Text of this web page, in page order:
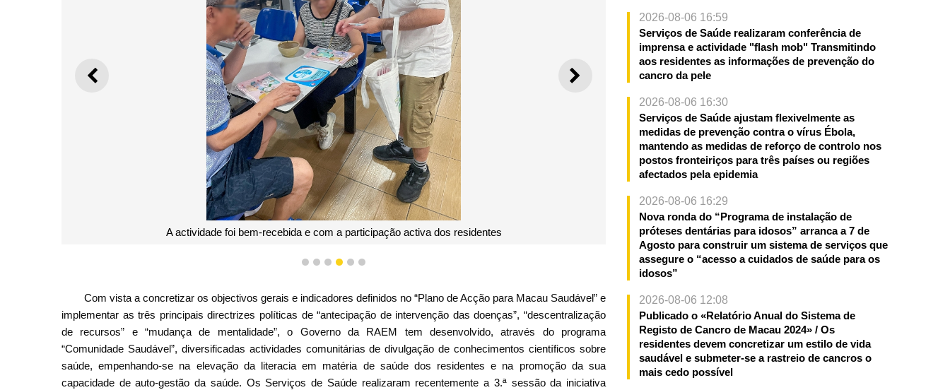
ANTERIOR SEGUINTE
A actividade foi bem-recebida e com a participação activa dos residentes
1 2 3 4 5 6
Com vista a concretizar os objectivos gerais e indicadores definidos no “Plano de Acção para Macau Saudável” e
implementar as três principais directrizes políticas de “antecipação de intervenção das doenças”, “descentralização
de recursos” e “mudança de mentalidade”, o Governo da RAEM tem desenvolvido, através do programa
“Comunidade Saudável”, diversificadas actividades comunitárias de divulgação de conhecimentos científicos sobre
saúde, empenhando-se na elevação da literacia em matéria de saúde dos residentes e na promoção da sua
capacidade de auto-gestão da saúde. Os Serviços de Saúde realizaram recentemente a 3.ª sessão da iniciativa
2026-08-06 16:59
Serviços de Saúde realizaram conferência de
imprensa e actividade "flash mob" Transmitindo
aos residentes as informações de prevenção do
cancro da pele
2026-08-06 16:30
Serviços de Saúde ajustam flexivelmente as
medidas de prevenção contra o vírus Ébola,
mantendo as medidas de reforço de controlo nos
postos fronteiriços para três países ou regiões
afectados pela epidemia
2026-08-06 16:29
Nova ronda do “Programa de instalação de
próteses dentárias para idosos” arranca a 7 de
Agosto para construir um sistema de serviços que
assegure o “acesso a cuidados de saúde para os
idosos”
2026-08-06 12:08
Publicado o «Relatório Anual do Sistema de
Registo de Cancro de Macau 2024» / Os
residentes devem concretizar um estilo de vida
saudável e submeter-se a rastreio de cancros o
mais cedo possível